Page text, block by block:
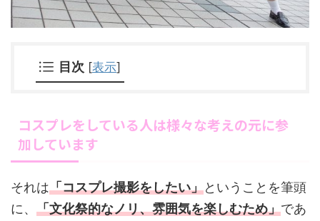
目次 [表示]
コスプレをしている人は様々な考えの元に参
加しています
それは「コスプレ撮影をしたい」ということを筆頭
に、 「文化祭的なノリ、雰囲気を楽しむため」であ